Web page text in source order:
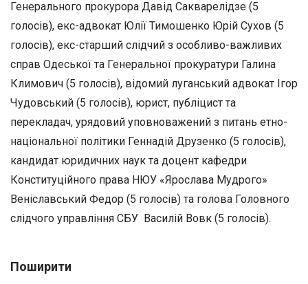
Генерального прокурора Давід Сакварелідзе (5
голосів), екс-адвокат Юлії Тимошенко Юрій Сухов (5
голосів), екс-старший слідчий з особливо-важливих
справ Одеської та Генеральної прокуратури Галина
Климович (5 голосів), відомий луганський адвокат Ігор
Чудовський (5 голосів), юрист, публіцист та
перекладач, урядовий уповноважений з питань етно-
національної політики Геннадій Друзенко (5 голосів),
кандидат юридичних наук та доцент кафедри
Конституційного права НЮУ «Ярослава Мудрого»
Веніславський Федор (5 голосів) та голова Головного
слідчого управління СБУ Василій Вовк (5 голосів).
Поширити